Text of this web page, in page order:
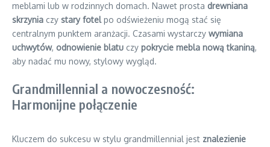
meblami lub w rodzinnych domach. Nawet prosta drewniana
skrzynia czy stary fotelpo odświeżeniu mogą stać się
centralnym punktem aranżacji. Czasami wystarczy wymiana
uchwytów, odnowienie blatu czy pokrycie mebla nową tkaniną,
aby nadać mu nowy, stylowy wygląd.
Grandmillennial a nowoczesność:
Harmonijne połączenie
Kluczem do sukcesu w stylu grandmillennial jest znalezienie